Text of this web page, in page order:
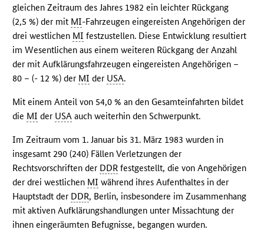
gleichen Zeitraum des Jahres 1982 ein leichter Rückgang
(2,5 %) der mit MI-Fahrzeugen eingereisten Angehörigen der
drei westlichen MI festzustellen. Diese Entwicklung resultiert
im Wesentlichen aus einem weiteren Rückgang der Anzahl
der mit Aufklärungsfahrzeugen eingereisten Angehörigen –
80 – (- 12 %) der MI der USA.
Mit einem Anteil von 54,0 % an den Gesamteinfahrten bildet
die MI der USA auch weiterhin den Schwerpunkt.
Im Zeitraum vom 1. Januar bis 31. März 1983 wurden in
insgesamt 290 (240) Fällen Verletzungen der
Rechtsvorschriften der DDR festgestellt, die von Angehörigen
der drei westlichen MI während ihres Aufenthaltes in der
Hauptstadt der DDR, Berlin, insbesondere im Zusammenhang
mit aktiven Aufklärungshandlungen unter Missachtung der
ihnen eingeräumten Befugnisse, begangen wurden.